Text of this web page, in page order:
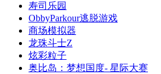
寿司乐园
ObbyParkour逃脱游戏
商场模拟器
龙珠斗士Z
炫彩粒子
奥比岛：梦想国度- 星际大赛